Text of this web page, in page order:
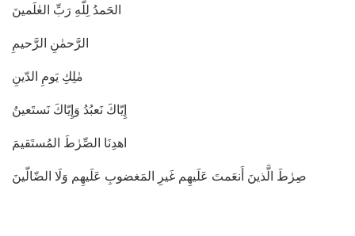
الحَمدُ لِلَّهِ رَبِّ العٰلَمينَ
الرَّحمٰنِ الرَّحيمِ
مٰلِكِ يَومِ الدّينِ
إِيّاكَ نَعبُدُ وَإِيّاكَ نَستَعينُ
اهدِنَا الصِّرٰطَ المُستَقيمَ
صِرٰطَ الَّذينَ أَنعَمتَ عَلَيهِم غَيرِ المَغضوبِ عَلَيهِم وَلَا الضّالّينَ